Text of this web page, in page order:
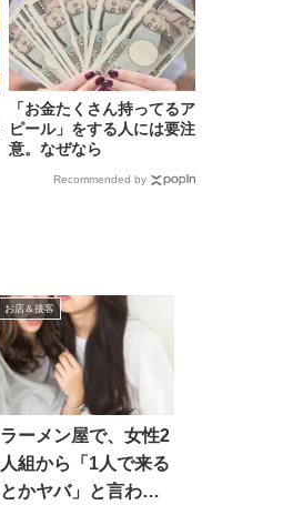
「お金たくさん持ってるア
ピール」をする人には要注
意。なぜなら
Recommended by
お店＆接客
ラーメン屋で、女性2
人組から「1人で来る
とかヤバ」と言わ